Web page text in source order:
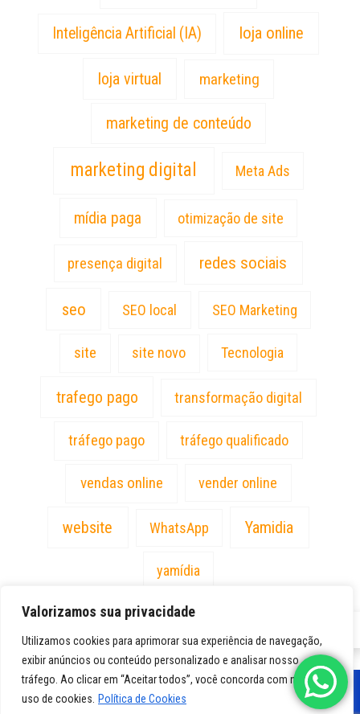
Valorizamos sua privacidade
Utilizamos cookies para aprimorar sua experiência de navegação,
exibir anúncios ou conteúdo personalizado e analisar nosso
tráfego. Ao clicar em “Aceitar todos”, você concorda com nosso
uso de cookies.
Política de Cookies
Inteligência Artificial (IA) loja online
loja virtual marketing
marketing de conteúdo
marketing digital Meta Ads
mídia paga otimização de site
presença digital redes sociais
seo SEO local SEO Marketing
site site novo Tecnologia
trafego pago transformação digital
tráfego pago tráfego qualificado
vendas online vender online
website WhatsApp Yamidia
yamídia